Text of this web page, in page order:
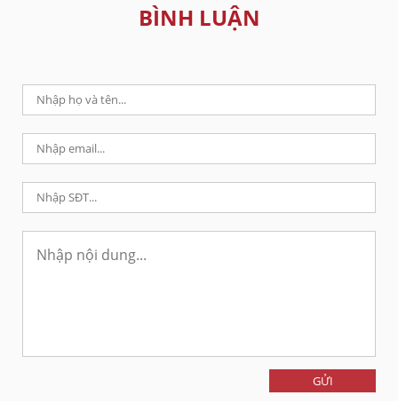
BÌNH LUẬN
GỬI